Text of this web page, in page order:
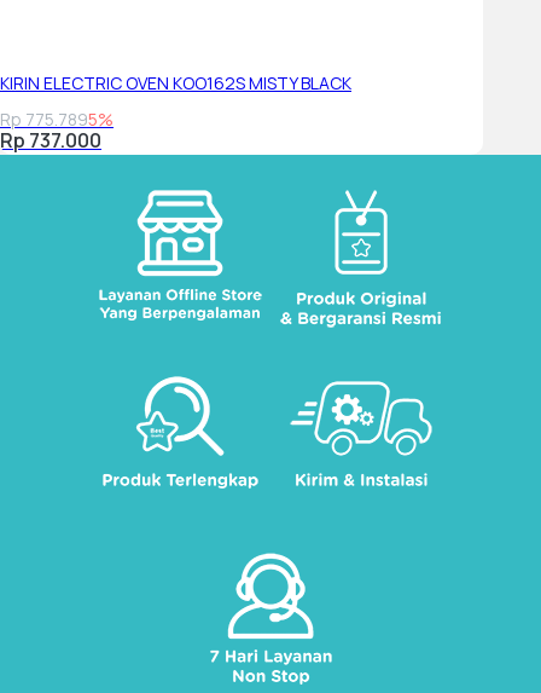
KIRIN ELECTRIC OVEN KOO162S MISTY BLACK
Rp 775.7895%
Rp 737.000